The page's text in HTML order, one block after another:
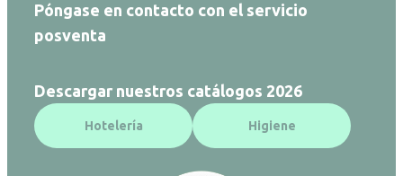
Póngase en contacto con el servicio
posventa
Descargar nuestros catálogos 2026
Hotelería Higiene